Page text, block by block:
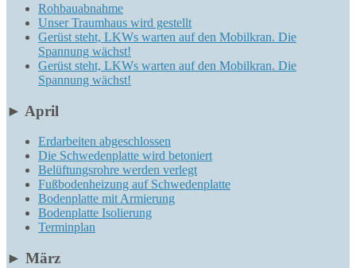
Rohbauabnahme
Unser Traumhaus wird gestellt
Gerüst steht, LKWs warten auf den Mobilkran. Die
Spannung wächst!
Gerüst steht, LKWs warten auf den Mobilkran. Die
Spannung wächst!
► April
Erdarbeiten abgeschlossen
Die Schwedenplatte wird betoniert
Belüftungsrohre werden verlegt
Fußbodenheizung auf Schwedenplatte
Bodenplatte mit Armierung
Bodenplatte Isolierung
Terminplan
► März